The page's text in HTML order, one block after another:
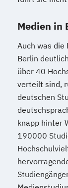
Medien in
Auch was die
Berlin
über 40
verteilt sind,
deutschen
knapp hinter
190000